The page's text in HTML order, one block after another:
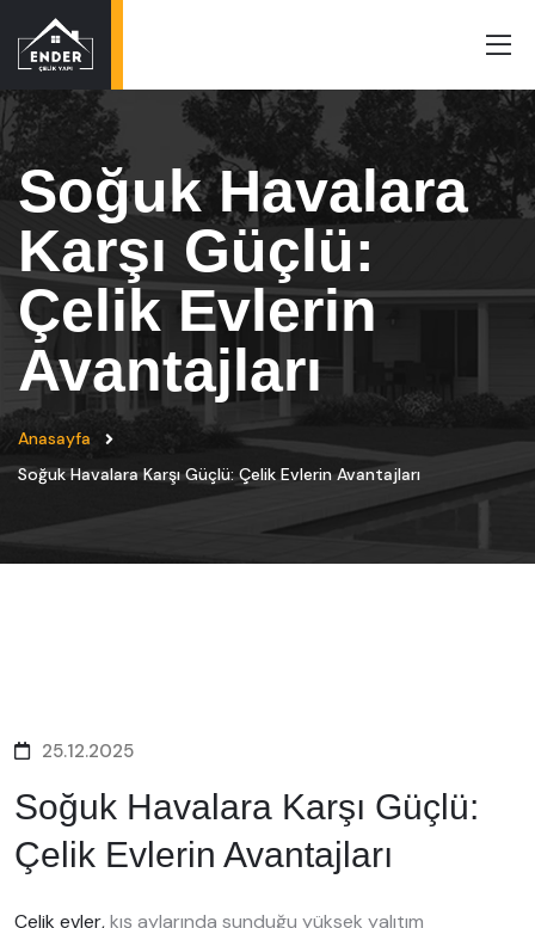
Soğuk Havalara
Karşı Güçlü:
Çelik Evlerin
Avantajları
Anasayfa
Soğuk Havalara Karşı Güçlü: Çelik Evlerin Avantajları
25.12.2025
Soğuk Havalara Karşı Güçlü:
Çelik Evlerin Avantajları
Çelik evler,kış aylarında sunduğu yüksek yalıtım